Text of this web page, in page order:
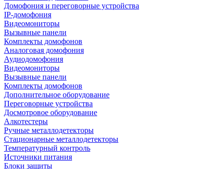
Домофония и переговорные устройства
IP-домофония
Видеомониторы
Вызывные панели
Комплекты домофонов
Аналоговая домофония
Аудиодомофония
Видеомониторы
Вызывные панели
Комплекты домофонов
Дополнительное оборудование
Переговорные устройства
Досмотровое оборудование
Алкотестеры
Ручные металлодетекторы
Стационарные металлодетекторы
Температурный контроль
Источники питания
Блоки защиты